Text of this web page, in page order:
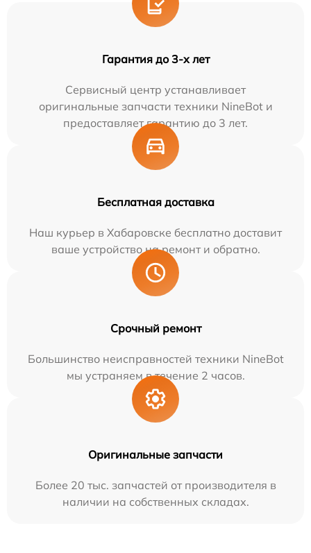
Гарантия до 3-х лет
Сервисный центр устанавливает
оригинальные запчасти техники NineBot и
предоставляет гарантию до 3 лет.
Бесплатная доставка
Наш курьер в Хабаровске бесплатно доставит
ваше устройство на ремонт и обратно.
Срочный ремонт
Большинство неисправностей техники NineBot
мы устраняем в течение 2 часов.
Оригинальные запчасти
Более 20 тыс. запчастей от производителя в
наличии на собственных складах.